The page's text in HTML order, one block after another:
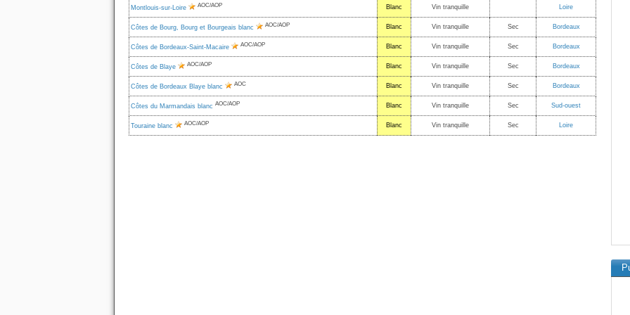
Montlouis-sur-Loire AOC/AOP Blanc Vin tranquille Loire
Côtes de Bourg, Bourg et Bourgeais blanc AOC/AOP Blanc Vin tranquille Sec Bordeaux
Côtes de Bordeaux-Saint-Macaire AOC/AOP Blanc Vin tranquille Sec Bordeaux
Côtes de Blaye AOC/AOP Blanc Vin tranquille Sec Bordeaux
Côtes de Bordeaux Blaye blanc AOC Blanc Vin tranquille Sec Bordeaux
Côtes du Marmandais blanc AOC/AOP Blanc Vin tranquille Sec Sud-ouest
Touraine blanc AOC/AOP Blanc Vin tranquille Sec Loire